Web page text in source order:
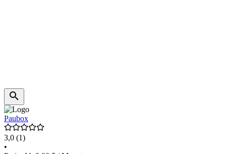
Paubox
3,0 (1)
•